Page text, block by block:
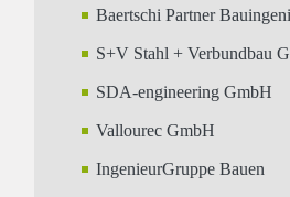
Baertschi Partner
S+V Stahl + Verbundbau
SDA-engineering GmbH
Vallourec GmbH
IngenieurGruppe Bauen